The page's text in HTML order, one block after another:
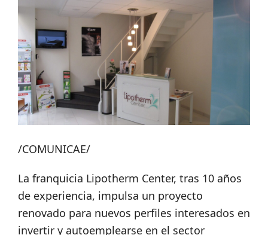
/COMUNICAE/
La franquicia Lipotherm Center, tras 10 años
de experiencia, impulsa un proyecto
renovado para nuevos perfiles interesados en
invertir y autoemplearse en el sector